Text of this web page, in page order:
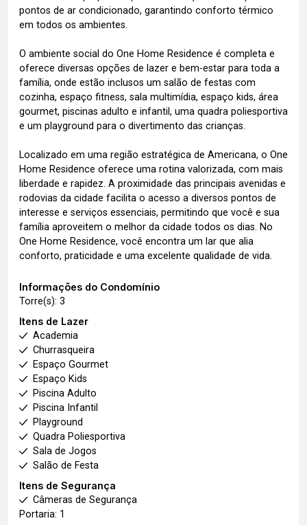
pontos de ar condicionado, garantindo conforto térmico
em todos os ambientes.
O ambiente social do One Home Residence é completa e
oferece diversas opções de lazer e bem-estar para toda a
família, onde estão inclusos um salão de festas com
cozinha, espaço fitness, sala multimídia, espaço kids, área
gourmet, piscinas adulto e infantil, uma quadra poliesportiva
e um playground para o divertimento das crianças.
Localizado em uma região estratégica de Americana, o One
Home Residence oferece uma rotina valorizada, com mais
liberdade e rapidez. A proximidade das principais avenidas e
rodovias da cidade facilita o acesso a diversos pontos de
interesse e serviços essenciais, permitindo que você e sua
família aproveitem o melhor da cidade todos os dias. No
One Home Residence, você encontra um lar que alia
conforto, praticidade e uma excelente qualidade de vida.
Informações do Condomínio
Torre(s): 3
Itens de Lazer
Academia
Churrasqueira
Espaço Gourmet
Espaço Kids
Piscina Adulto
Piscina Infantil
Playground
Quadra Poliesportiva
Sala de Jogos
Salão de Festa
Itens de Segurança
Câmeras de Segurança
Portaria: 1